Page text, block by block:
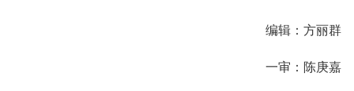
编辑：方丽群
一审：陈庚嘉